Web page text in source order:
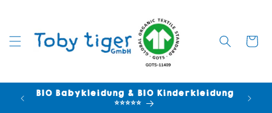
BIO Babykleidung & BIO Kinderkleidung
⭐⭐⭐⭐⭐